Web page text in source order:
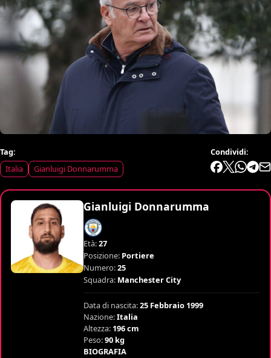
Tag:
Italia
Gianluigi Donnarumma
Condividi:
Gianluigi Donnarumma
Età:27
Posizione: Portiere
Numero:25
Squadra: Manchester City
Data di nascita:25 Febbraio 1999
Nazione:Italia
Altezza: 196 cm
Peso:90 kg
BIOGRAFIA